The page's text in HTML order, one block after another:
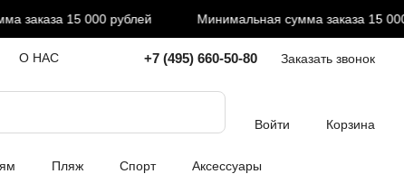
15 000 рублей Минимальная сумма заказа 15 000
О НАС +7 (495) 660-50-80 Заказать звонок
Войти Корзина
Пляж Спорт Аксессуары